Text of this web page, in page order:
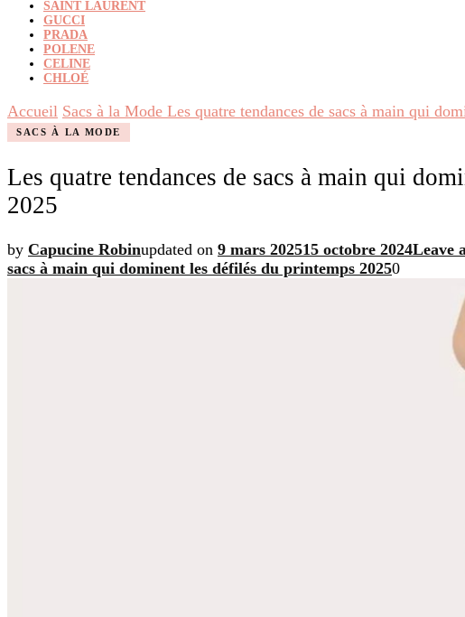
SAINT LAURENT
GUCCI
PRADA
POLENE
CELINE
CHLOÉ
Accueil Sacs à la Mode Les quatre tendances de sacs à main qui
SACS À LA MODE
Les quatre tendances de sacs à main qui
2025
by Capucine Robinupdated on 9 mars 202515 octobre 2024Leave
sacs à main qui dominent les défilés du printemps 20250